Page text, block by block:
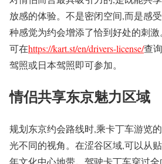
放感的体验。不是密闭空间,而是感
种感觉为约会增添了恰到好处的刺
可在https://kart.st/en/drivers-license/查
驾照或日本驾照即可参加。
情侣共享东京魅力区域
规划东京约会路线时,乘卡丁车游览
光不同的视角。在涩谷区域,可以从